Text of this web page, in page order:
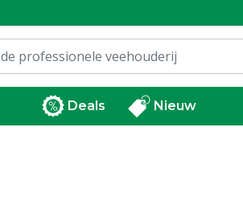
Deals Nieuw